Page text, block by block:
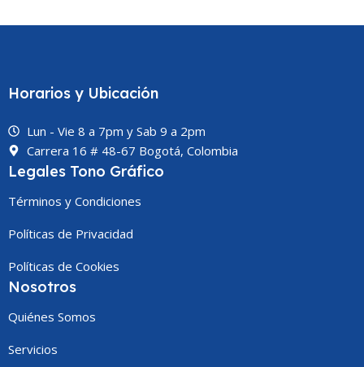
Horarios y Ubicación
Lun - Vie 8 a 7pm y Sab 9 a 2pm
Carrera 16 # 48-67 Bogotá, Colombia
Legales Tono Gráfico
Términos y Condiciones
Políticas de Privacidad
Políticas de Cookies
Nosotros
Quiénes Somos
Servicios